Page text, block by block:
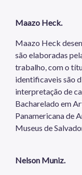
Maazo Heck.
Maazo Heck
são elaboradas
trabalho, com o
identificaveis são
interpretação de
Bacharelado em
Panamericana de
Museus de
Nelson Muniz.